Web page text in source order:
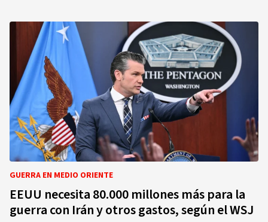
GUERRA EN MEDIO ORIENTE
EEUU necesita 80.000 millones más para la
guerra con Irán y otros gastos, según el WSJ